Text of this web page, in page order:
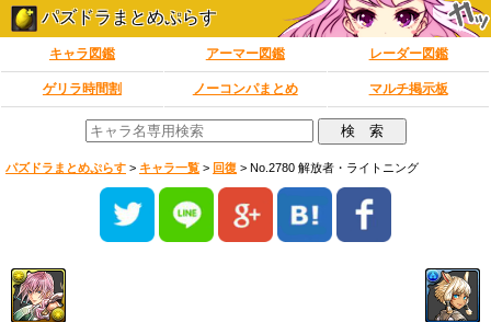
パズドラまとめぷらす
キャラ図鑑 アーマー図鑑 レーダー図鑑
ゲリラ時間割 ノーコンパまとめ マルチ掲示板
パズドラまとめぷらす > キャラ一覧 > 回復 > No.2780 解放者・ライトニング